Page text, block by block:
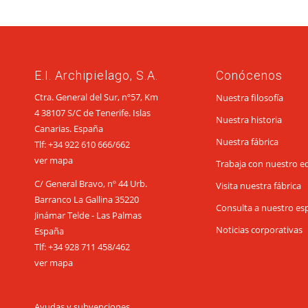
E.I. Archipielago, S.A.
Ctra. General del Sur, nº57, Km
4 38107 S/C de Tenerife. Islas
Canarias. España
Tlf:+34 922 610 666/662
ver mapa
C/ General Bravo, nº 44 Urb.
Barranco La Gallina 35220
Jinámar Telde - Las Palmas
España
Tlf:+34 928 711 458/462
ver mapa
Conócenos
Nuestra filosofía
Nuestra historia
Nuestra fábrica
Trabaja con nuestro
Visita nuestra fábrica
Consulta a nuestro
Noticias corporativas